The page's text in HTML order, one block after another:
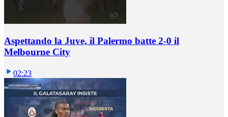
Aspettando la Juve, il Palermo batte 2-0 il
Melbourne City
02:23